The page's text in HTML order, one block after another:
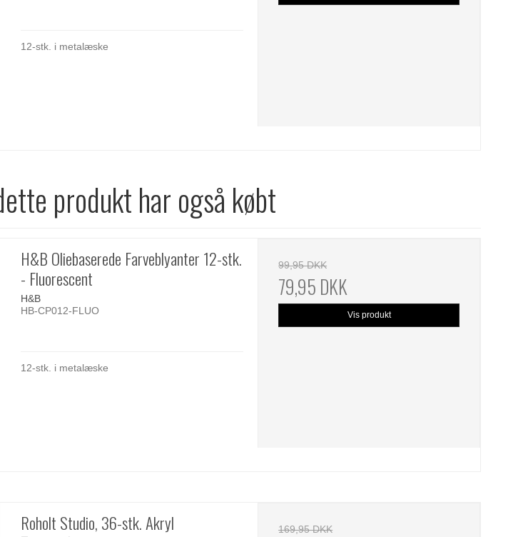
12-stk. i metalæske
produkt har også købt
H&B Oliebaserede Farveblyanter 12-stk.
- Fluorescent
H&B
HB-CP012-FLUO
12-stk. i metalæske
99,95 DKK
79,95 DKK
Vis produkt
Roholt Studio, 36-stk. Akryl
169,95 DKK